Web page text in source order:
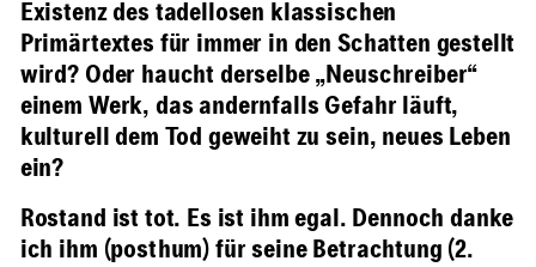
Existenz des tadellosen klassischen
Primärtextes für immer in den Schatten gestellt
wird? Oder haucht derselbe „Neuschreiber“
einem Werk, das andernfalls Gefahr läuft,
kulturell dem Tod geweiht zu sein, neues Leben
ein?
Rostand ist tot. Es ist ihm egal. Dennoch danke
ich ihm (posthum) für seine Betrachtung (2.